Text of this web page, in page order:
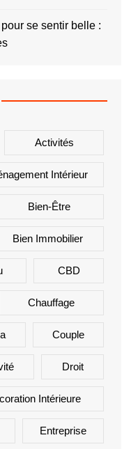
se sentir belle :
Activités
Intérieur
Bien-Être
Bien Immobilier
CBD
Chauffage
Couple
Droit
Intérieure
Entreprise